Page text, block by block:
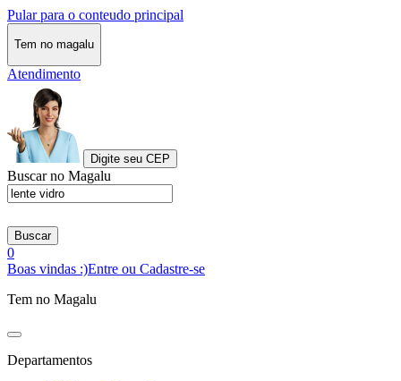
Pular para o conteudo principal
Tem no magalu
Atendimento
Digite seu CEP
Buscar no Magalu
Buscar
0
Boas vindas :)Entre ou Cadastre-se
Tem no Magalu
Departamentos